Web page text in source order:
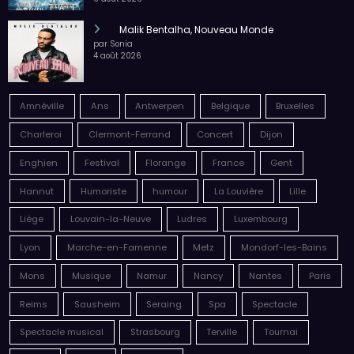
Malik Bentalha, Nouveau Monde
par Sonia
4 août 2026
Amnéville Ans Antwerpen Belgique Bruxelles
Charleroi Clermont-Ferrand Concert Dijon
Enghien Festival Florange France Gent
Hannut Humoriste humour La Louvière Lille
Liège Louvain-la-Neuve Ludres Luxembourg
Lyon Marche-en-Famenne Metz Mondorf-les-Bains
Mons Musique Namur Nancy Nantes Paris
Reims Sausheim Seraing Spa Spectacle
Spectacle musical Strasbourg Terville Tournai